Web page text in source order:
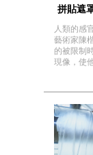
拼貼遮
人類的感
藝術家陳
的被限制
現像，使